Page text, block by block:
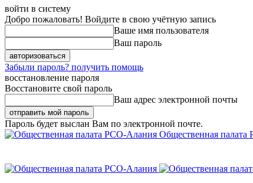
войти в систему
Добро пожаловать! Войдите в свою учётную запись
Ваше имя пользователя
Ваш пароль
Забыли пароль? получить помощь
восстановление пароля
Восстановите свой пароль
Ваш адрес электронной почты
Пароль будет выслан Вам по электронной почте.
Общественная